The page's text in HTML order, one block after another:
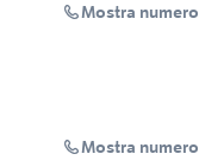
Mostra numero
Mostra numero